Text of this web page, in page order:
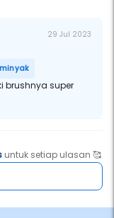
29 Jul 2023
brushnya super
untuk setiap ulasan 🥰